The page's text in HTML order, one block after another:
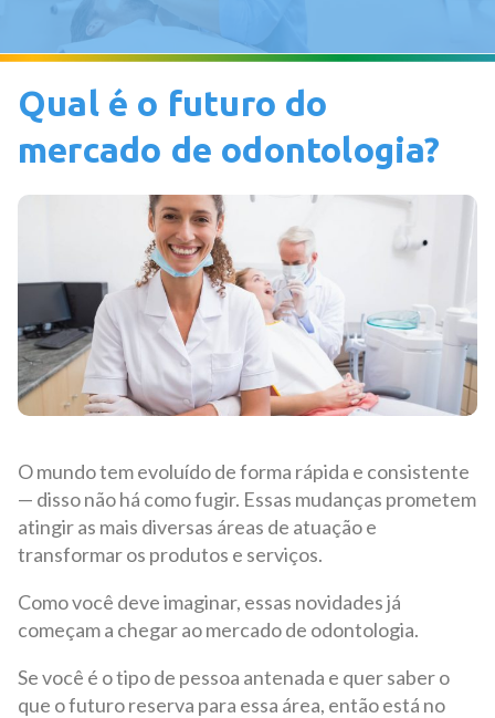
Qual é o futuro do
mercado de odontologia?
O mundo tem evoluído de forma rápida e consistente
— disso não há como fugir. Essas mudanças prometem
atingir as mais diversas áreas de atuação e
transformar os produtos e serviços.
Como você deve imaginar, essas novidades já
começam a chegar ao mercado de odontologia.
Se você é o tipo de pessoa antenada e quer saber o
que o futuro reserva para essa área, então está no